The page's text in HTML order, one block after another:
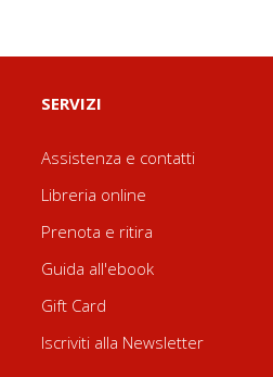
SERVIZI
Assistenza e contatti
Libreria online
Prenota e ritira
Guida all'ebook
Gift Card
Iscriviti alla Newsletter